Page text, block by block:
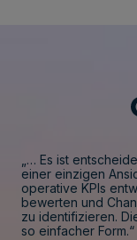
„… Es ist
einer einzigen
operative KPIs
bewerten und
zu identifizieren.
so einfacher Form.“